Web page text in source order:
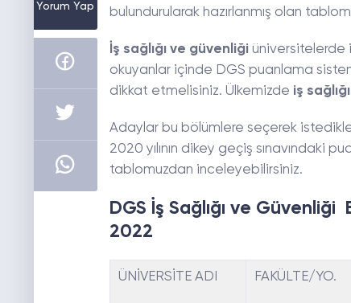
Yorum Yap
bulundurularak hazırlanmış olan
İş sağlığı ve güvenliği üniversitelerde
okuyanlar içinde DGS puanlama
dikkat etmelisiniz. Ülkemizde iş
Adaylar bu bölümlere seçerek
2020 yılının dikey geçiş sınavındaki
tablomuzdan inceleyebilirsiniz.
DGS İş Sağlığı ve
2022
ÜNİVERSİTE ADI FAKÜLTE/YO.